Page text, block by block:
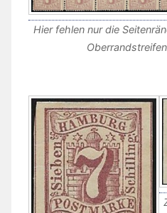
Hier fehlen nur die